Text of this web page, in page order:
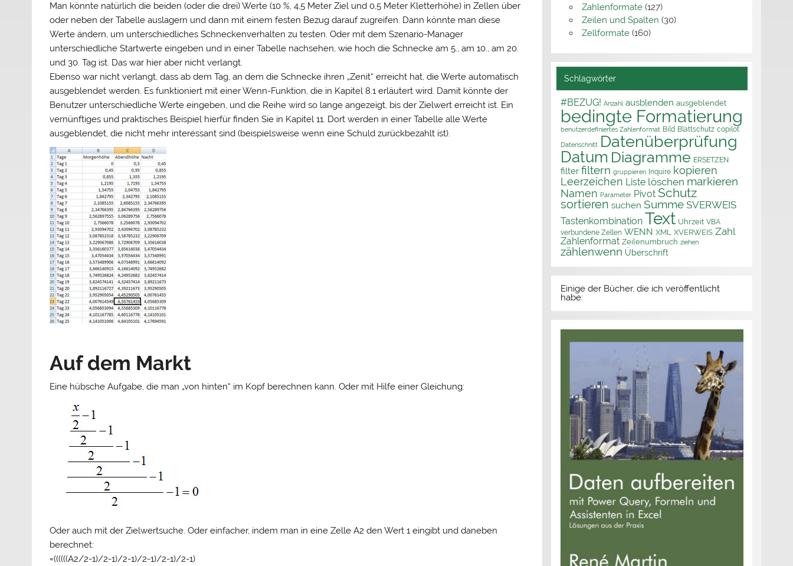
Man könnte natürlich die beiden (oder die drei) Werte (10 %, 4,5 Meter Ziel und 0,5 Meter Kletterhöhe) in Zellen über
oder neben der Tabelle auslagern und dann mit einem festen Bezug darauf zugreifen. Dann könnte man diese
Werte ändern, um unterschiedliches Schneckenverhalten zu testen. Oder mit dem Szenario-Manager
unterschiedliche Startwerte eingeben und in einer Tabelle nachsehen, wie hoch die Schnecke am 5., am 10., am 20.
und 30. Tag ist. Das war hier aber nicht verlangt.
Ebenso war nicht verlangt, dass ab dem Tag, an dem die Schnecke ihren „Zenit“ erreicht hat, die Werte automatisch
ausgeblendet werden. Es funktioniert mit einer Wenn-Funktion, die in Kapitel 8.1 erläutert wird. Damit könnte der
Benutzer unterschiedliche Werte eingeben, und die Reihe wird so lange angezeigt, bis der Zielwert erreicht ist. Ein
vernünftiges und praktisches Beispiel hierfür finden Sie in Kapitel 11. Dort werden in einer Tabelle alle Werte
ausgeblendet, die nicht mehr interessant sind (beispielsweise wenn eine Schuld zurückbezahlt ist).
Auf dem Markt
Eine hübsche Aufgabe, die man „von hinten“ im Kopf berechnen kann. Oder mit Hilfe einer Gleichung:
Oder auch mit der Zielwertsuche. Oder einfacher, indem man in eine Zelle A2 den Wert 1 eingibt und daneben
berechnet:
=((((((A2/2-1)/2-1)/2-1)/2-1)/2-1)/2-1)
Zahlenformate (127)
Zeilen und Spalten (30)
Zellformate (160)
Schlagwörter
#BEZUG! Anzahl ausblenden ausgeblendet
bedingte Formatierung
benutzerdefiniertes Zahlenformat Bild Blattschutz copilot
Datenschnitt Datenüberprüfung
Datum Diagramme ERSETZEN
filter filtern gruppieren Inquire kopieren
Leerzeichen Liste löschen markieren
Namen Parameter Pivot Schutz
sortieren suchen Summe SVERWEIS
Tastenkombination Text Uhrzeit VBA
verbundene Zellen WENN XML XVERWEIS Zahl
Zahlenformat Zeilenumbruch ziehen
zählenwenn Überschrift
Einige der Bücher, die ich veröffentlicht
habe: